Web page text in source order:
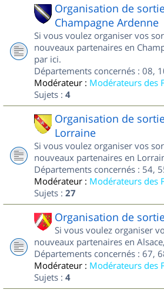
Organisation de
Champagne Ardenne
Si vous voulez organiser vos
nouveaux partenaires en
par ici.
Départements concernés : 08,
Modérateur : Modérateurs des
Sujets : 4
Organisation de
Lorraine
Si vous voulez organiser vos
nouveaux partenaires en
Départements concernés : 54,
Modérateur : Modérateurs des
Sujets : 27
Organisation de
Si vous voulez organiser
nouveaux partenaires en
Départements concernés : 67,
Modérateur : Modérateurs des
Sujets : 4